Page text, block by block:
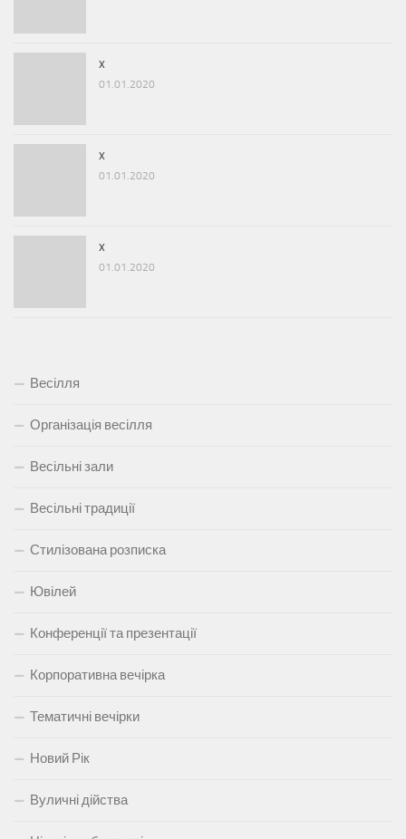
x
01.01.2020
x
01.01.2020
x
01.01.2020
Весілля
Організація весілля
Весільні зали
Весільні традиції
Стилізована розписка
Ювілей
Конференції та презентації
Корпоративна вечірка
Тематичні вечірки
Новий Рік
Вуличні дійства